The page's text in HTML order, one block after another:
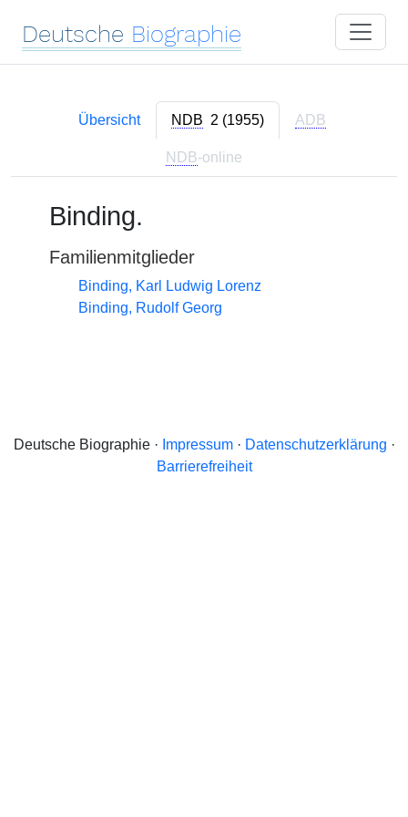
Deutsche Biographie
Übersicht NDB 2 (1955) ADB
NDB-online
Binding.
Familienmitglieder
Binding, Karl Ludwig Lorenz
Binding, Rudolf Georg
Deutsche Biographie · Impressum· Datenschutzerklärung ·
Barrierefreiheit